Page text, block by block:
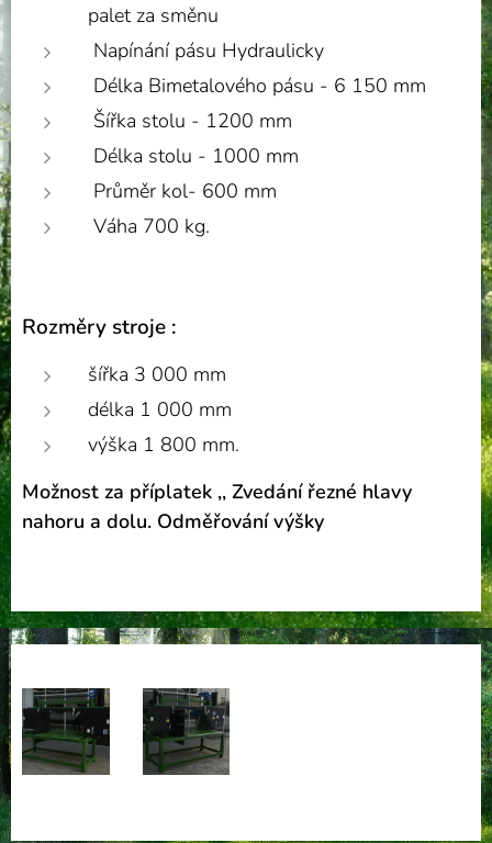
palet za směnu
Napínání pásu Hydraulicky
Délka Bimetalového pásu - 6 150 mm
Šířka stolu - 1200 mm
Délka stolu - 1000 mm
Průměr kol- 600 mm
Váha 700 kg.
Rozměry stroje :
šířka 3 000 mm
délka 1 000 mm
výška 1 800 mm.
Možnost za příplatek ,, Zvedání řezné hlavy
nahoru a dolu. Odměřování výšky